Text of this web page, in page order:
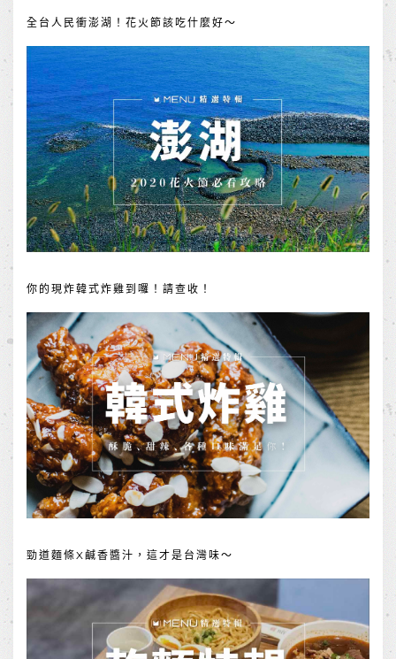
全台人民衝澎湖！花火節該吃什麼好～
你的現炸韓式炸雞到囉！請查收！
勁道麵條X鹹香醬汁，這才是台灣味～